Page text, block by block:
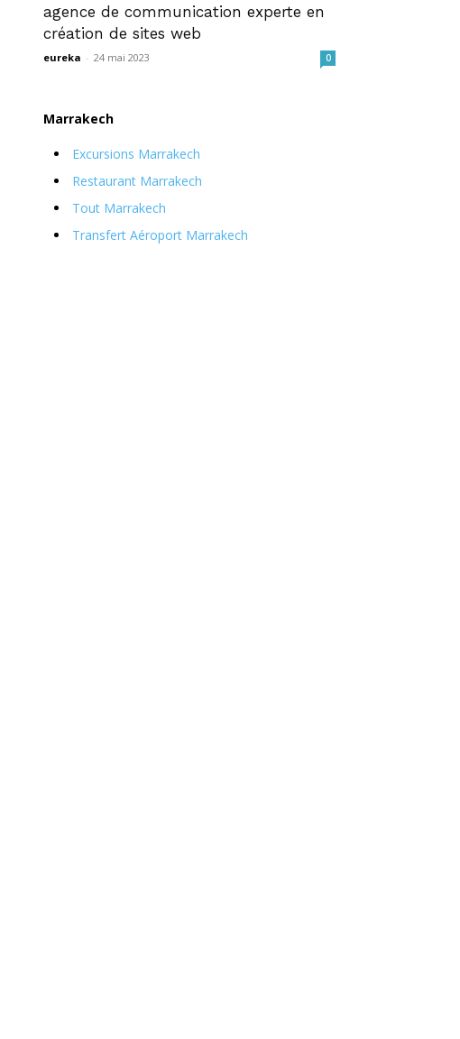
agence de communication experte en
création de sites web
eureka - 24 mai 2023 0
Marrakech
Excursions Marrakech
Restaurant Marrakech
Tout Marrakech
Transfert Aéroport Marrakech